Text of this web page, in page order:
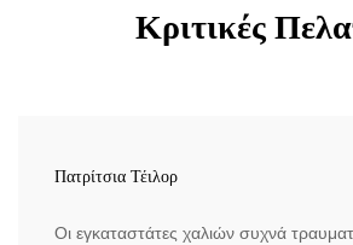
Κριτικές
Πατρίτσια Τέιλορ
Οι εγκαταστάτες χαλιών συχνά